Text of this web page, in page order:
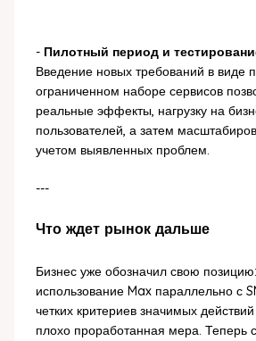
- Пилотный период и
Введение новых требований в виде
ограниченном наборе сервисов
реальные эффекты, нагрузку на
пользователей, а затем
учетом выявленных проблем.
---
Что ждет рынок дальше
Бизнес уже обозначил свою
использование Max параллельно с
четких критериев значимых
плохо проработанная мера. Теперь